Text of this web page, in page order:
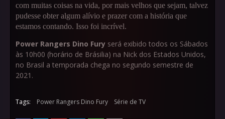
com muitas coisas na vida, por mais velhos que sejam, talvez
pudesse obter algum alívio e prazer com a história que
estamos contando. Isso foi incrível.
Power Rangers Dino Fury será exibido todos os Sábados
às 10h00 (horário de Brásilia) na Nick dos Estados Unidos,
no Brasil a temporada chega no segundo semestre de
2021.
Tags: Power Rangers Dino Fury Série de TV